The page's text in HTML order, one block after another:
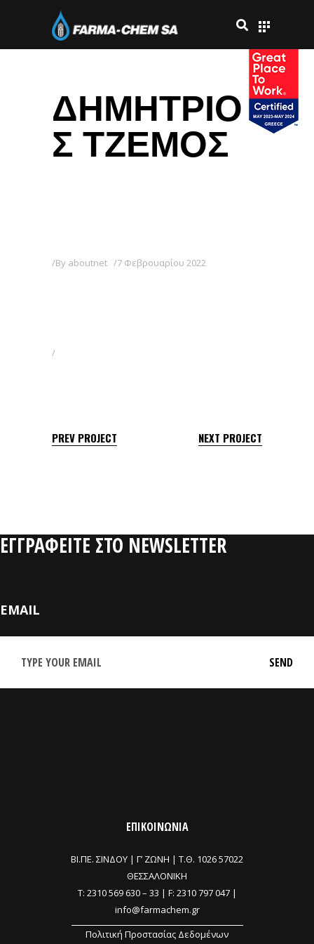
ΔΗΜΗΤΡΙΟ
Σ ΤΖΕΜΟΣ
By aboutnet 7 Φεβρουαρίου 2022
PREV PROJECT NEXT PROJECT
ΕΓΓΡΑΦΕΙΤΕ ΣΤΟ NEWSLETTER
EMAIL
ΕΠΙΚΟΙΝΩΝΙΑ
ΒΙ.ΠΕ. ΣΙΝΔΟΥ | Γ’ ΖΩΝΗ | Τ.Θ. 1026 57022
ΘΕΣΣΑΛΟΝΙΚΗ
T: 2310 569 630– 33 | F: 2310 797 047 |
info@farmachem.gr
Πολιτική Προστασίας Δεδομένων